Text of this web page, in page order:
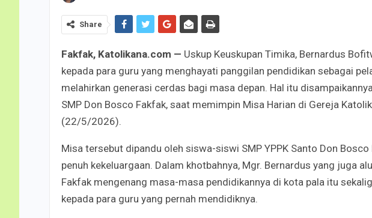
Share
Fakfak, Katolikana.com — Uskup Keuskupan Timika, Bernardus
kepada para guru yang menghayati panggilan pendidikan sebagai
melahirkan generasi cerdas bagi masa depan. Hal itu
SMP Don Bosco Fakfak, saat memimpin Misa Harian di Gereja
(22/5/2026).
Misa tersebut dipandu oleh siswa-siswi SMP YPPK Santo Don
penuh kekeluargaan. Dalam khotbahnya, Mgr. Bernardus yang juga
Fakfak mengenang masa-masa pendidikannya di kota pala itu
kepada para guru yang pernah mendidiknya.